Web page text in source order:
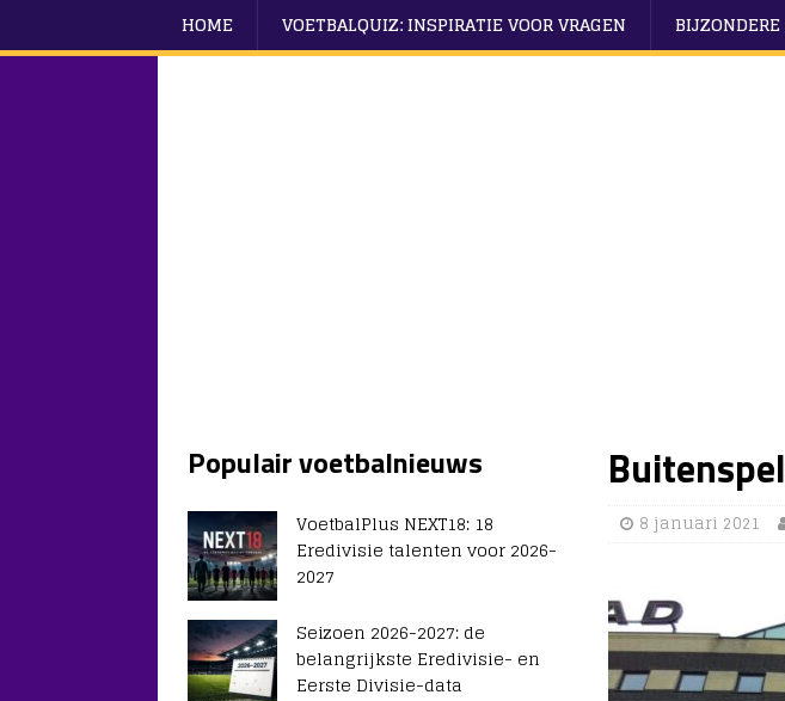
HOME VOETBALQUIZ: INSPIRATIE VOOR VRAGEN
8 januari 2021
Populair voetbalnieuws
VoetbalPlus NEXT18: 18
Eredivisie talenten voor 2026-
2027
Seizoen 2026-2027: de
belangrijkste Eredivisie- en
Eerste Divisie-data